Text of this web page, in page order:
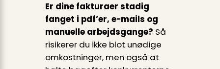
Er dine fakturaer stadig
fanget i pdf’er, e-mails og
manuelle arbejdsgange? Så
risikerer du ikke blot unødige
omkostninger, men også at